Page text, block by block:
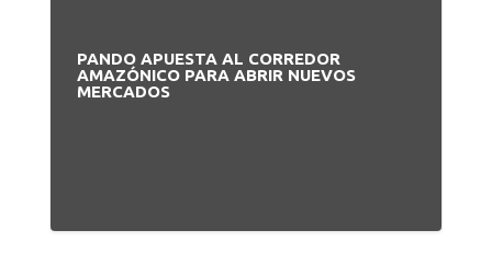
PANDO APUESTA AL CORREDOR
AMAZÓNICO PARA ABRIR NUEVOS
MERCADOS